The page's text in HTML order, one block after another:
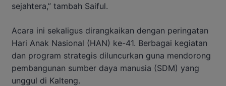
sejahtera,” tambah Saiful.
Acara ini sekaligus dirangkaikan dengan peringatan
Hari Anak Nasional (HAN) ke-41. Berbagai kegiatan
dan program strategis diluncurkan guna mendorong
pembangunan sumber daya manusia (SDM) yang
unggul di Kalteng.